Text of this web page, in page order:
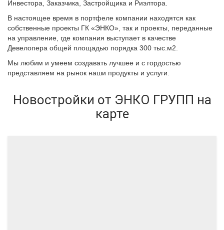
Инвестора, Заказчика, Застройщика и Риэлтора.
В настоящее время в портфеле компании находятся как
собственные проекты ГК «ЭНКО», так и проекты, переданные
на управление, где компания выступает в качестве
Девелопера общей площадью порядка 300 тыс.м2.
Мы любим и умеем создавать лучшее и с гордостью
представляем на рынок наши продукты и услуги.
Новостройки от ЭНКО ГРУПП на
карте